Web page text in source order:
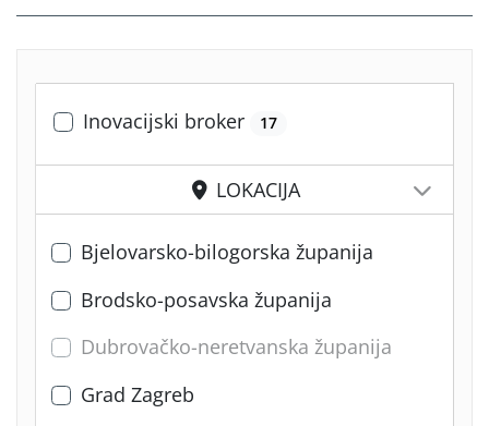
Inovacijski broker 17
LOKACIJA
Bjelovarsko-bilogorska županija
Brodsko-posavska županija
Dubrovačko-neretvanska županija
Grad Zagreb